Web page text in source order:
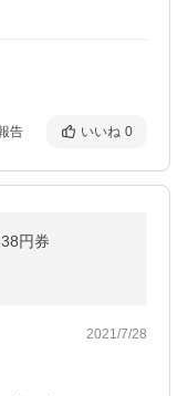
告 いいね 0
円券
2021/7/28